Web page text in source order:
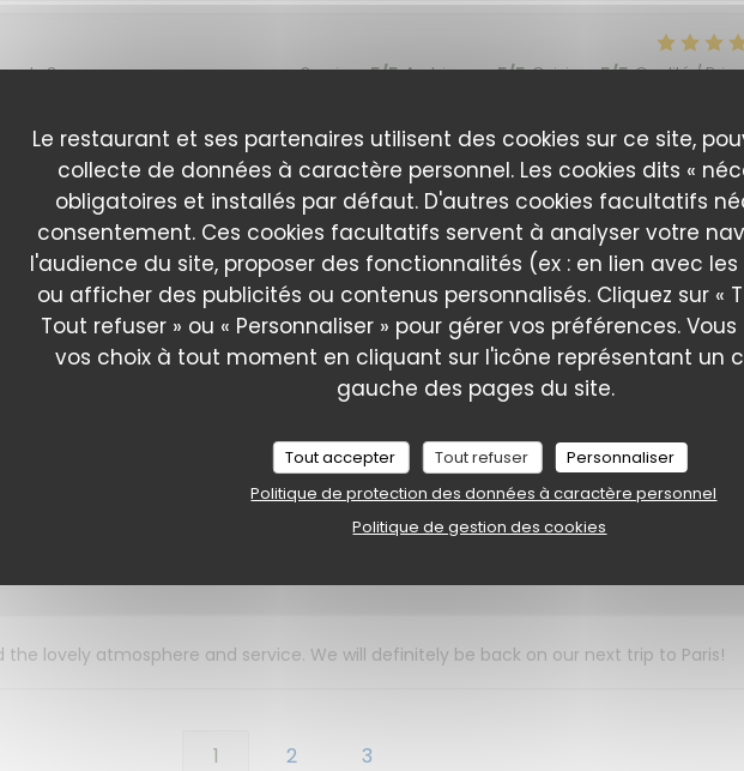
Le restaurant et ses partenaires utilisent des cookies sur ce site,
collecte de données à caractère personnel. Les cookies dits «
obligatoires et installés par défaut. D'autres cookies facultatifs
consentement. Ces cookies facultatifs servent à analyser votre
l'audience du site, proposer des fonctionnalités (ex : en lien avec
ou afficher des publicités ou contenus personnalisés. Cliquez sur «
Tout refuser » ou « Personnaliser » pour gérer vos préférences.
vos choix à tout moment en cliquant sur l'icône représentant un
gauche des pages du site.
Tout accepter Tout refuser
Personnaliser
Politique de protection des données à caractère personnel
Politique de gestion des cookies
3 Service:5/5 Ambiance:5/5 Cuisine:5/5 Qualité / Prix:
Food, wine, service and ambience all excellent!
2 Service 5/5 Ambiance:5/5 Cuisine:5/5 Qualité / Prix:
8 Service:5/5 Ambiance : 5/5 Cuisine:5/5 Qualité / Prix :
très agréable. La carte comporte une sélection variée et tous nos plats étaient
pour le chou en dessert.
2
lovely atmosphere and service. We will definitely be back on our next trip to Paris!
1 2 3